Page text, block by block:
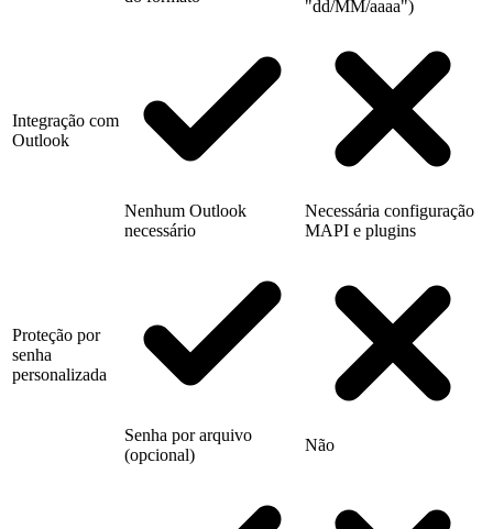
"dd/MM/aaaa")
Integração com
Outlook
Nenhum Outlook
necessário
Necessária configuração
MAPI e plugins
Proteção por
senha
personalizada
Senha por arquivo
(opcional)
Não